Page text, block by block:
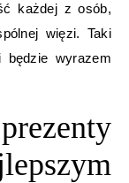
każdej z osób,
więzi. Taki
wyrazem